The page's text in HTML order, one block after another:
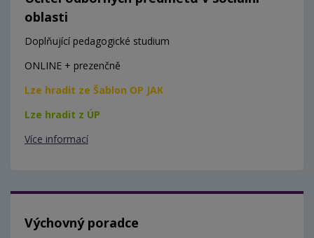
oblasti
Doplňující pedagogické studium
ONLINE + prezenčně
Lze hradit ze Šablon OP JAK
Lze hradit z ÚP
Více informací
Výchovný poradce